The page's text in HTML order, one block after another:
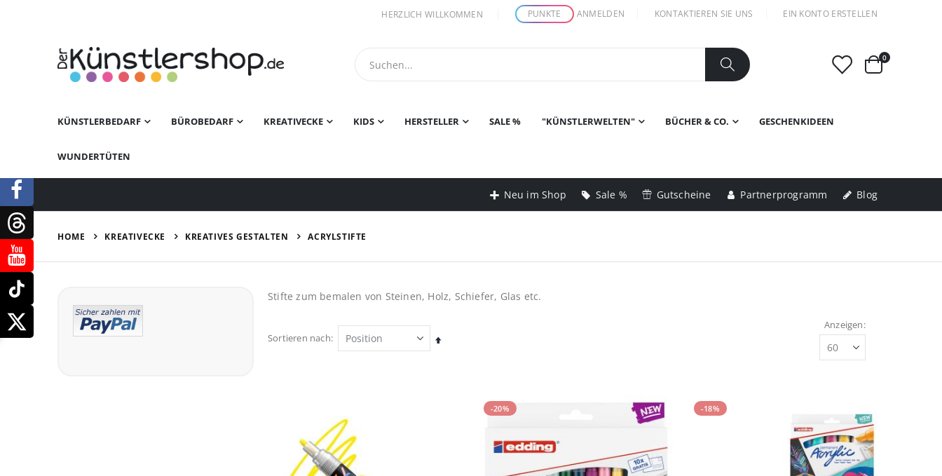
HERZLICH WILLKOMMEN PUNKTE ANMELDEN KONTAKTIEREN SIE UNS EIN KONTO ERSTELLEN
Warenkorb
0Artikel
KÜNSTLERBEDARF BÜROBEDARF KREATIVECKE KIDS HERSTELLER SALE % "KÜNSTLERWELTEN" BÜCHER & CO. GESCHENKIDEEN
WUNDERTÜTEN
Neu im Shop Sale % Gutscheine Partnerprogramm Blog
HOME KREATIVECKE KREATIVES GESTALTEN ACRYLSTIFTE
Stifte zum bemalen von Steinen, Holz, Schiefer, Glas etc.
Sortieren nach
In
Anzeigen
-20% -18%